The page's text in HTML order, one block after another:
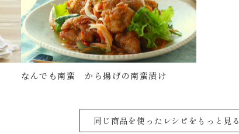
なんでも南蛮 から揚げの南蛮漬け
同じ商品を使ったレシピをもっと見る